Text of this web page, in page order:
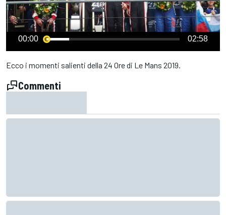
00:00 02:58
Ecco i momenti salienti della 24 Ore di Le Mans 2019.
Commenti